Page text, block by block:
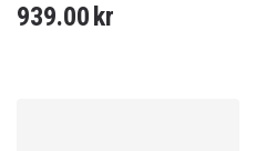
939.00 kr